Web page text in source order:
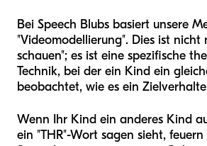
Bei Speech Blubs basiert unsere
"Videomodellierung". Dies ist nicht
schauen"; es ist eine spezifische
Technik, bei der ein Kind ein
beobachtet, wie es ein
Wenn Ihr Kind ein anderes Kind
ein "THR"-Wort sagen sieht, feuern